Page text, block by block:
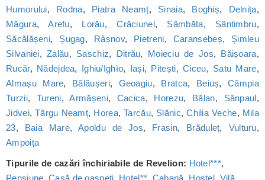
Humorului, Rodna, Piatra Neamț, Sinaia, Boghiș, Delnița,
Măgura,Arefu, Lorău,Crăciunel, Sâmbăta, Sântimbru,
Săcălășeni, Șugag, Râșnov, Pietreni, Caransebeș, Șimleu
Silvaniei,Zalău, Saschiz, Ditrău, Moieciu de Jos, Băișoara,
Rucăr, Nădejdea, Ighiu/Ighìo, Iași, Pitești,Ciceu, Satu Mare,
Almașu Mare, Bălăușeri, Geoagiu, Bratca, Beiuș,Câmpia
Turzii, Tureni,Armășeni, Cacica, Horezu, Bălan, Sânpaul,
Jidvei,Târgu Neamț, Horea,Tarcău, Slănic,Chilia Veche, Mila
23, Baia Mare,Apoldu de Jos, Frasin, Brăduleț, Vulturu,
Ampoița
Tipurile de cazări închiriabile de Revelion: Hotel***,
Pensiune,Casă de oaspeți, Hotel**, Cabană, Hostel, Vilă,